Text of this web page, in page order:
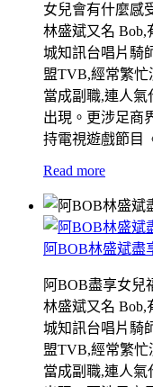
女兒會有什麼感
林盛斌又名 Bob,
城知訊台唱片騎
盟TVB,經常繁忙
當成副職,連人
出現。更涉足商
持電視遊戲節目
Read more
阿BOB林盛斌盡
阿BOB盡享女兒
林盛斌又名 Bob,
城知訊台唱片騎
盟TVB,經常繁忙
當成副職,連人